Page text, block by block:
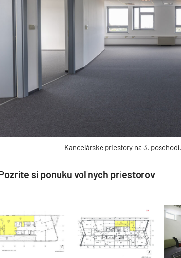
Kancelárske priestory na 3. poschodí.
si ponuku voľných priestorov